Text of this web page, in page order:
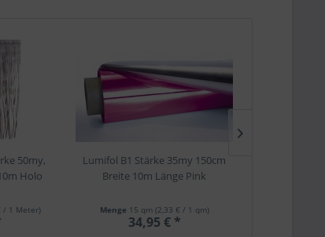
50my,
Holo
/ 1 Meter)
Lumifol B1 Stärke 35my 150cm
Breite 10m Länge Pink
Menge 15 qm (2,33 € / 1 qm)
34,95 € *